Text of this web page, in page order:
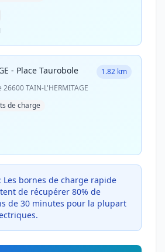
- Place Taurobole
1.82 km
TAIN-L'HERMITAGE
de charge
Les bornes de charge rapide
de récupérer 80% de
de 30 minutes pour la plupart